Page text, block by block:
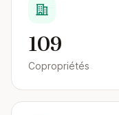
109
Copropriétés